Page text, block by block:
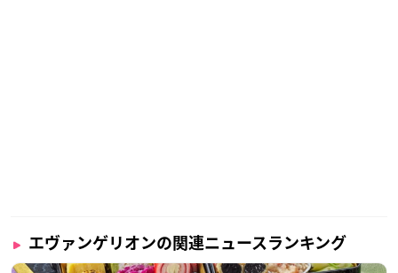
エヴァンゲリオンの関連ニュースランキング